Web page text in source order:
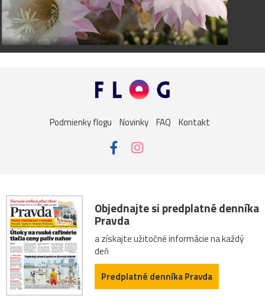
Podmienky flogu Novinky FAQ Kontakt
Objednajte si predplatné denníka
Pravda
a získajte užitočné informácie na každý
deň
Predplatné denníka Pravda